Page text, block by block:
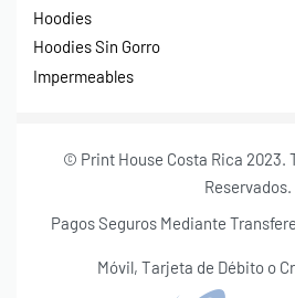
Hoodies
Hoodies Sin Gorro
Impermeables
© Print House Costa Rica 2023.
Reservados.
Pagos Seguros Mediante
Móvil, Tarjeta de Débito o